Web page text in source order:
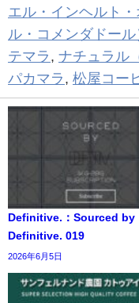
エル・インヘルト
ル・コメンダドール
テマラ , ナチュラル
パカマラ , 松屋コー
Definitive.：Sourced by
Definitive. 019
2026年6月5日